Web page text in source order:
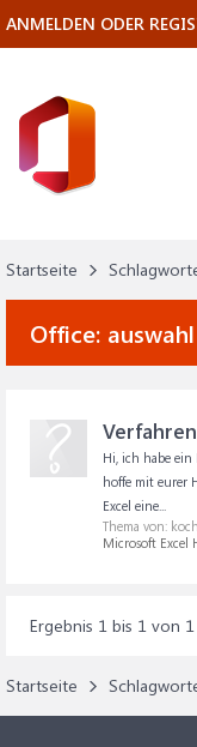
Startseite
Office:
Hi, ich habe
hoffe mit eurer
Excel eine...
Thema von:
Microsoft Excel
Ergebnis 1 bis 1 von 1
Startseite
ANMELDEN ODER